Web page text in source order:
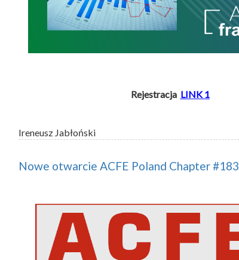
Rejestracja LINK 1
Ireneusz Jabłoński
Nowe otwarcie ACFE Poland Chapter #183